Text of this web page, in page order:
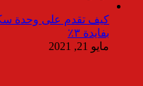
كيف تقدم على وحدة
بفايدة ٣٪
مايو 21, 2021